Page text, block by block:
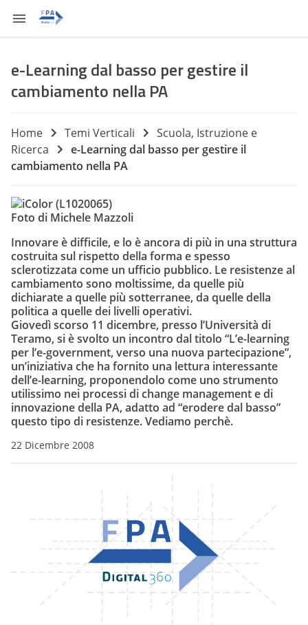
e-Learning dal basso per gestire il
cambiamento nella PA
Home Temi Verticali
Scuola, Istruzione e
Ricerca
e-Learning dal basso per gestire il
cambiamento nella PA
Foto di Michele Mazzoli
Innovare è difficile, e lo è ancora di più in una struttura
costruita sul rispetto della forma e spesso
sclerotizzata come un ufficio pubblico. Le resistenze al
cambiamento sono moltissime, da quelle più
dichiarate a quelle più sotterranee, da quelle della
politica a quelle dei livelli operativi.
Giovedì scorso 11 dicembre, presso l’Università di
Teramo, si è svolto un incontro dal titolo “L’e-learning
per l’e-government, verso una nuova partecipazione”,
un’iniziativa che ha fornito una lettura interessante
dell’e-learning, proponendolo come uno strumento
utilissimo nei processi di change management e di
innovazione della PA, adatto ad “erodere dal basso”
questo tipo di resistenze. Vediamo perchè.
22 Dicembre 2008